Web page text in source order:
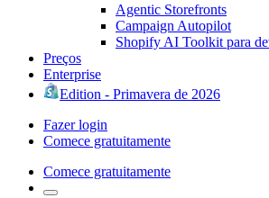
Agentic Storefronts
Campaign Autopilot
Shopify AI Toolkit para
Preços
Enterprise
Edition - Primavera de 2026
Fazer login
Comece gratuitamente
Comece gratuitamente